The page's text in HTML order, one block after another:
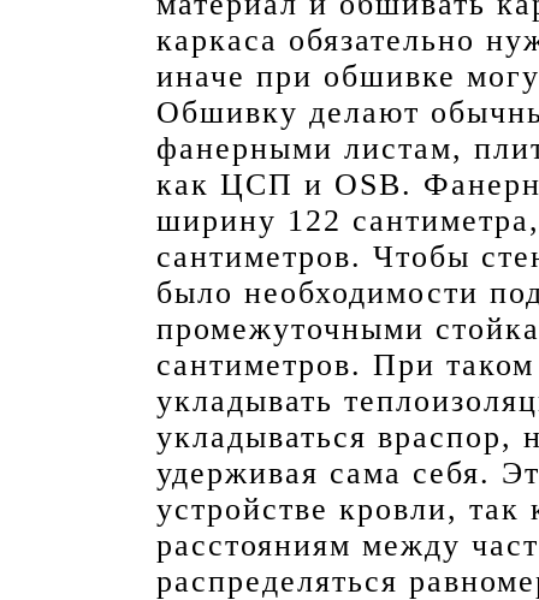
каркаса обязательно
иначе при обшивке
Обшивку делают
фанерными листам,
как ЦСП и OSB.
ширину 122
сантиметров. Чтобы
было необходимости
промежуточными
сантиметров. При
укладывать
укладываться враспор,
удерживая сама себя.
устройстве кровли, так
расстояниям между
распределяться